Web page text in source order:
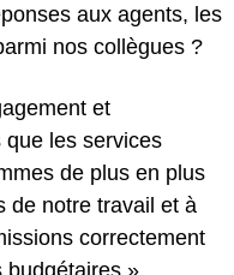
aux agents, les
nos collègues ?
et
que les services
de plus en plus
de notre travail et à
correctement
budgétaires ».